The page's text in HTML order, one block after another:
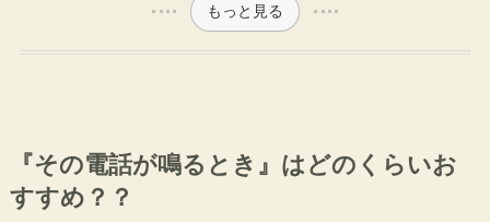
もっと見る
『その電話が鳴るとき』はどのくらいお
すすめ？？